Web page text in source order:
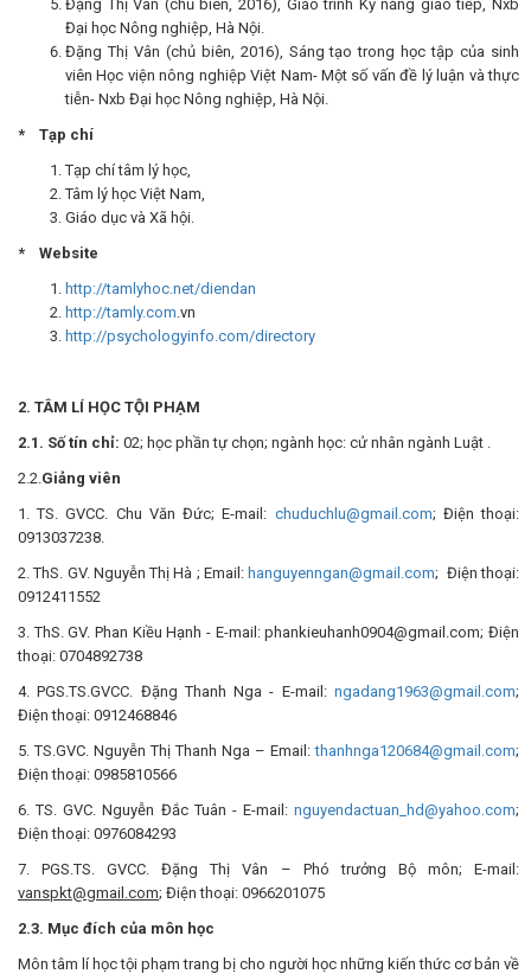
Đặng Thị Vân (chủ biên, 2016), Giáo trình Kỹ năng giao tiếp, Nxb
Đại học Nông nghiệp, Hà Nội.
Đặng Thị Vân (chủ biên, 2016), Sáng tạo trong học tập của sinh
viên Học viện nông nghiệp Việt Nam- Một số vấn đề lý luận và thực
tiễn- Nxb Đại học Nông nghiệp, Hà Nội.
* Tạp chí
Tạp chí tâm lý học,
Tâm lý học Việt Nam,
Giáo dục và Xã hội.
* Website
http://tamlyhoc.net/diendan
http://tamly.com.vn
http://psychologyinfo.com/directory
2. TÂM LÍ HỌC TỘI PHẠM
2.1. Số tín chỉ: 02; học phần tự chọn; ngành học: cử nhân ngành Luật .
2.2.Giảng viên
1. TS. GVCC. Chu Văn Đức; E-mail: chuduchlu@gmail.com; Điện thoại:
0913037238.
2. ThS. GV. Nguyễn Thị Hà ; Email: hanguyenngan@gmail.com; Điện thoại:
0912411552
3. ThS. GV. Phan Kiều Hạnh - E-mail: phankieuhanh0904@gmail.com; Điện
thoại: 0704892738
4. PGS.TS.GVCC. Đặng Thanh Nga - E-mail: ngadang1963@gmail.com;
Điện thoại: 0912468846
5. TS.GVC. Nguyễn Thị Thanh Nga – Email:thanhnga120684@gmail.com;
Điện thoại: 0985810566
6. TS. GVC. Nguyễn Đắc Tuân - E-mail: nguyendactuan_hd@yahoo.com;
Điện thoại: 0976084293
7. PGS.TS. GVCC. Đặng Thị Vân – Phó trưởng Bộ môn; E-mail:
vanspkt@gmail.com; Điện thoại: 0966201075
2.3. Mục đích của môn học
Môn tâm lí học tội phạm trang bị cho người học những kiến thức cơ bản về